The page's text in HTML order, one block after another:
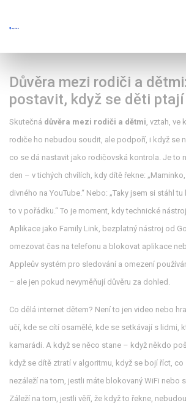
Důvěra mezi rodiči a
postavit, když se děti
Skutečná důvěra mezi rodiči a dětmi, vztah, ve
rodiče ho nebudou soudit, ale podpoří, i když se
co se dá nastavit jako rodičovská kontrola. Je to
den – v tichých chvílích, kdy dítě řekne:
divného na YouTube.“ Nebo: „Taky jsem si stáhl
to v pořádku.“ To je moment, kdy technické
Aplikace jako Family Link, bezplatný nástroj od
omezovat čas na telefonu a blokovat aplikace
Appleův systém pro sledování a omezení
– ale jen pokud nevyměňují důvěru za dohled.
Co dělá internet dětem? Není to jen video nebo
učí, kde se cítí osamělé, kde se setkávají s lidmi,
kamarádi. A když se něco stane – když někdo
když se dítě ztratí v algoritmu, když se bojí říct,
nezáleží na tom, jestli máte blokovaný WiFi nebo
Záleží na tom, jestli věří, že když to řekne,